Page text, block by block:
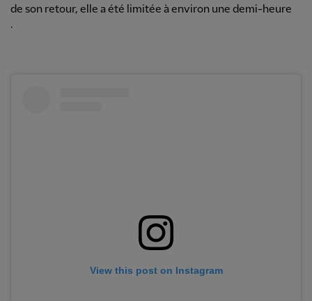
de son retour, elle a été limitée à environ une demi-heure
.
View this post on Instagram